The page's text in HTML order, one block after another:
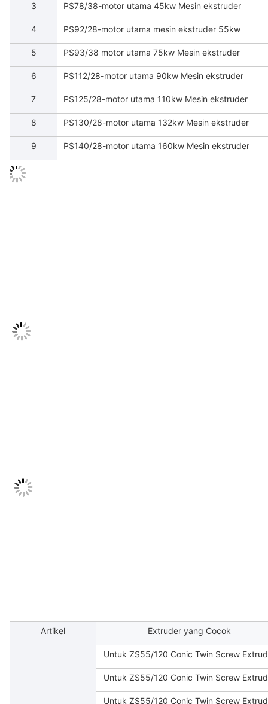
3 PS78/38-motor utama 45kw Mesin ekstruder
4 PS92/28-motor utama mesin ekstruder 55kw
5 PS93/38 motor utama 75kw Mesin ekstruder
6 PS112/28-motor utama 90kw Mesin ekstruder
7 PS125/28-motor utama 110kw Mesin ekstruder
8 PS130/28-motor utama 132kw Mesin ekstruder
9 PS140/28-motor utama 160kw Mesin ekstruder
Artikel Extruder yang Cocok
Untuk ZS55/120 Conic Twin Screw
Untuk ZS55/120 Conic Twin Screw
Untuk ZS55/120 Conic Twin Screw